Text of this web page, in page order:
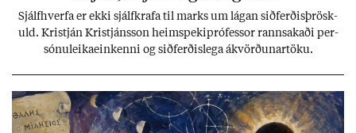
Sjálf­hverfa er ekki sjálf­krafa til marks um lág­an sið­ferð­is­þrösk­
uld. Kristján Kristjáns­son heim­speki­pró­fess­or rann­sak­aði per­
sónu­leika­ein­kenni og sið­ferð­is­lega ákvörð­un­ar­töku.